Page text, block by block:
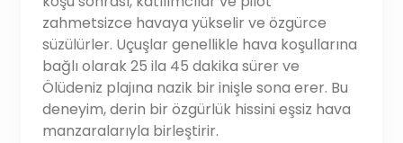
zahmetsizce havaya yükselir ve özgürce
süzülürler. Uçuşlar genellikle hava koşullarına
bağlı olarak 25 ila 45 dakika sürer ve
Ölüdeniz plajına nazik bir inişle sona erer. Bu
deneyim, derin bir özgürlük hissini eşsiz hava
manzaralarıyla birleştirir.